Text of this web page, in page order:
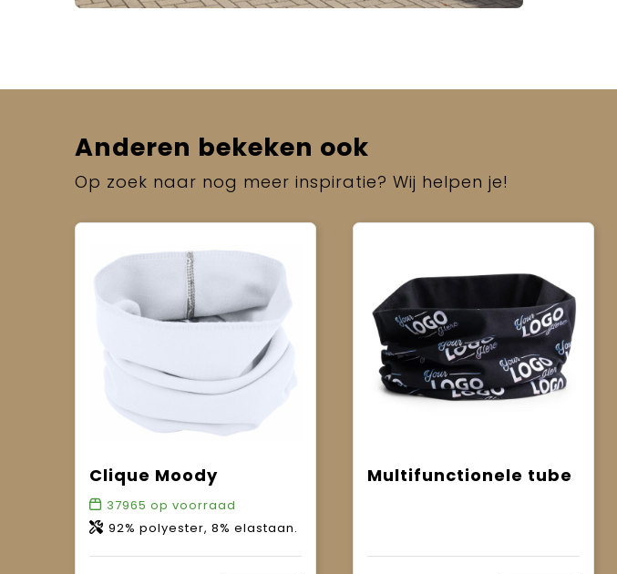
Anderen bekeken ook
Op zoek naar nog meer inspiratie? Wij helpen je!
Clique Moody
37965 op voorraad
92% polyester, 8% elastaan.
Multifunctionele tube